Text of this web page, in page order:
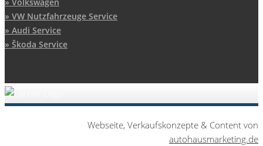
Volkswagen
VW Nutzfahrzeuge Service
Audi Service
Škoda Service
Webseite, Verkaufskonzepte & Content von
autohausmarketing.de